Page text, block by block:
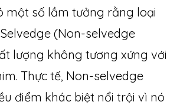
một số lầm tưởng rằng loại
(Non-selvedge
lượng không tương xứng với
Thực tế, Non-selvedge
điểm khác biệt nổi trội vì nó